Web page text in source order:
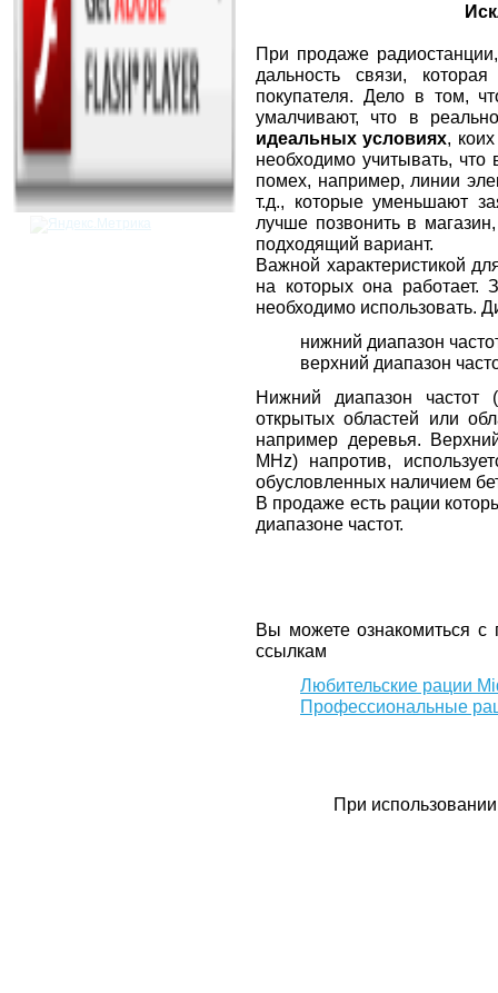
При продаже
дальность связи,
покупателя. Дело в том,
умалчивают, что в
идеальных условиях,
необходимо учитывать, что
помех, например, линии
т.д., которые уменьшают
лучше позвонить в
подходящий вариант.
Важной характеристикой
на которых она работает.
необходимо использовать.
нижний диапазон
верхний диапазон
Нижний диапазон частот
открытых областей или
например деревья.
MHz) напротив,
обусловленных наличием
В продаже есть рации
диапазоне частот.
Вы можете ознакомиться
ссылкам
Любительские рации
Профессиональные
При